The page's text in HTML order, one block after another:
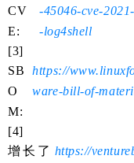
CV
E:
-45046-cve-
-log4shell
[3]
SB
O
M:
https://
ware-bill-of-
[4]
增长了 https://